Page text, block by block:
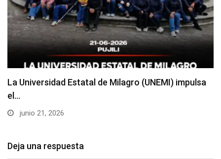
La Universidad Estatal de Milagro (UNEMI) impulsa
el…
junio 21, 2026
Deja una respuesta